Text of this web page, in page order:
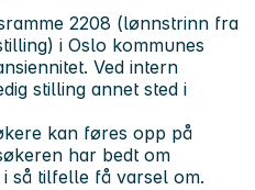
2208 (lønnstrinn fra
i Oslo kommunes
Ved intern
stilling annet sted i
kan føres opp på
har bedt om
så tilfelle få varsel om.